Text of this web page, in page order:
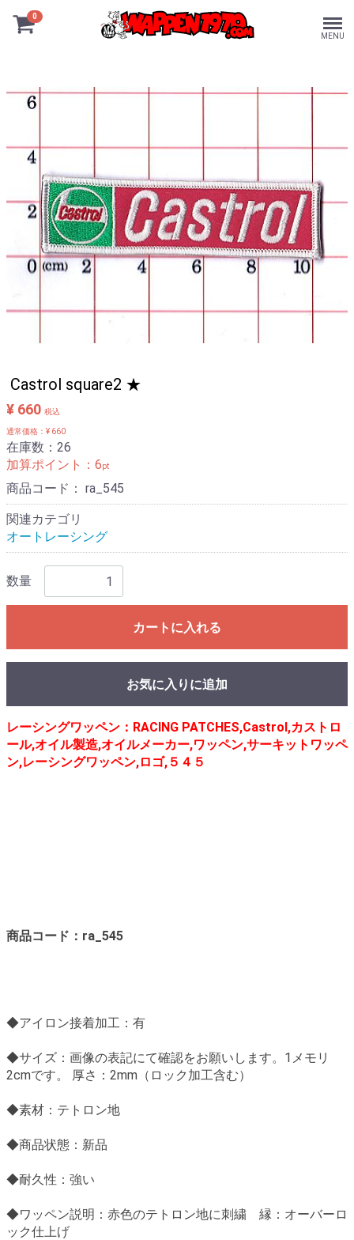
0
MENU
Castrol square2 ★
¥ 660 税込
通常価格：¥ 660
在庫数：26
加算ポイント： 6pt
商品コード： ra_545
関連カテゴリ
オートレーシング
数量
カートに入れる
お気に入りに追加
レーシングワッペン：RACING PATCHES,Castrol,カストロ
ール,オイル製造,オイルメーカー,ワッペン,サーキットワッペ
ン,レーシングワッペン,ロゴ,５４５
商品コード：ra_545
◆アイロン接着加工：有
◆サイズ：画像の表記にて確認をお願いします。1メモリ
2cmです。 厚さ：2mm（ロック加工含む）
◆素材：テトロン地
◆商品状態：新品
◆耐久性：強い
◆ワッペン説明：赤色のテトロン地に刺繍 縁：オーバーロ
ック仕上げ